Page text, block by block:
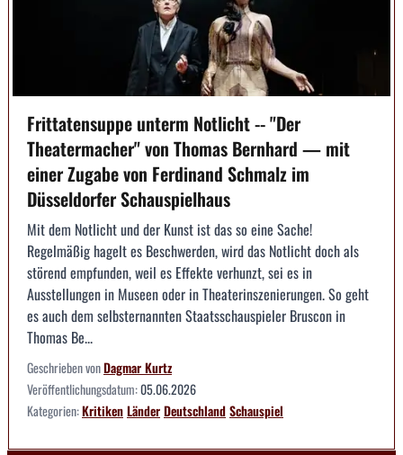
Frittatensuppe unterm Notlicht -- "Der
Theatermacher" von Thomas Bernhard — mit
einer Zugabe von Ferdinand Schmalz im
Düsseldorfer Schauspielhaus
Mit dem Notlicht und der Kunst ist das so eine Sache!
Regelmäßig hagelt es Beschwerden, wird das Notlicht doch als
störend empfunden, weil es Effekte verhunzt, sei es in
Ausstellungen in Museen oder in Theaterinszenierungen. So geht
es auch dem selbsternannten Staatsschauspieler Bruscon in
Thomas Be...
Geschrieben vonDagmar Kurtz
Veröffentlichungsdatum:05.06.2026
Kategorien:KritikenLänderDeutschlandSchauspiel